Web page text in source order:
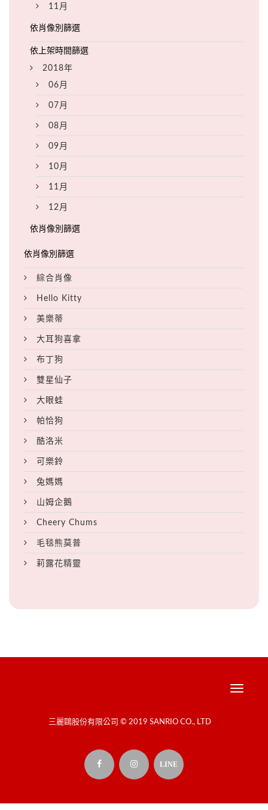
11月
2018年
06月
07月
08月
09月
10月
11月
12月
綜合肖像
Hello Kitty
美樂蒂
大耳狗喜拿
布丁狗
雙星仙子
大眼蛙
帕恰狗
酷洛米
可樂鈴
兔媽媽
山姆企鵝
Cheery Chums
毛毯熊莫普
莉露花精靈
Toggle
三麗鷗股份有限公司 © 2019 SANRIO CO., LTD